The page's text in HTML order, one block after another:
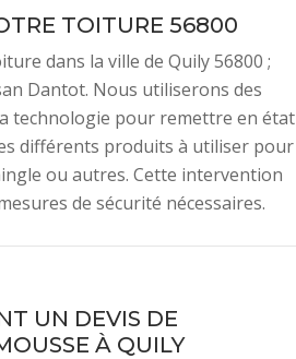
TOITURE 56800
dans la ville de Quily 56800 ;
Dantot. Nous utiliserons des
technologie pour remettre en état
différents produits à utiliser pour
ou autres. Cette intervention
de sécurité nécessaires.
UN DEVIS DE
À QUILY